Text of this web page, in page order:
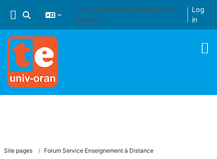
Toggle search input
You are currently using guest
access
Log
in
Site pages Forum Service Enseignement à Distance